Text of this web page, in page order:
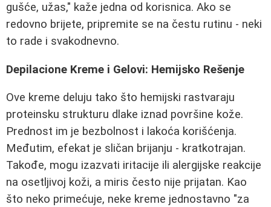
gušće, užas," kaže jedna od korisnica. Ako se
redovno brijete, pripremite se na čestu rutinu - neki
to rade i svakodnevno.
Depilacione Kreme i Gelovi: Hemijsko Rešenje
Ove kreme deluju tako što hemijski rastvaraju
proteinsku strukturu dlake iznad površine kože.
Prednost im je bezbolnost i lakoća korišćenja.
Međutim, efekat je sličan brijanju - kratkotrajan.
Takođe, mogu izazvati iritacije ili alergijske reakcije
na osetljivoj koži, a miris često nije prijatan. Kao
što neko primećuje, neke kreme jednostavno "za